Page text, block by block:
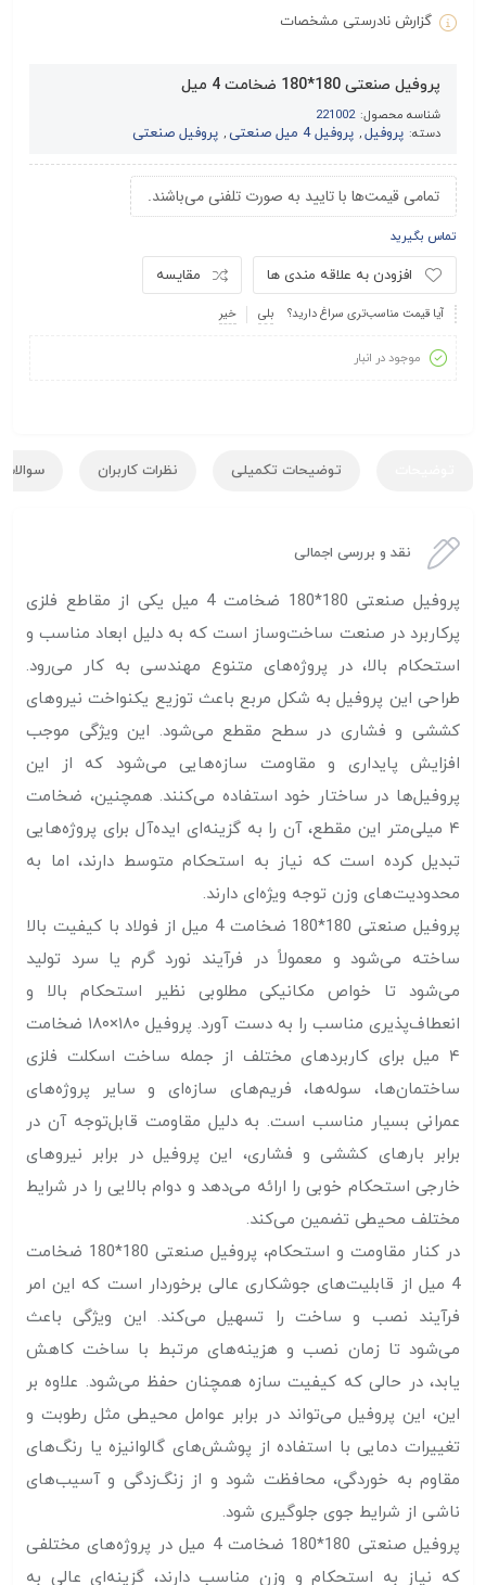
گزارش نادرستی مشخصات
پروفیل صنعتی 180*180 ضخامت 4 میل
شناسه محصول: 221002
دسته: پروفیل, پروفیل 4 میل صنعتی , پروفیل صنعتی
تمامی قیمت‌ها با تایید به صورت تلفنی می‌باشند.
تماس بگیرید
مقایسه افزودن به علاقه مندی ها
آیا قیمت مناسب‌تری سراغ دارید؟ بلی خیر
موجود در انبار
توضیحات تکمیلی نظرات کاربران سوالات
نقد و بررسی اجمالی
پروفیل صنعتی 180*180 ضخامت 4 میل یکی از مقاطع فلزی
پرکاربرد در صنعت ساخت‌وساز است که به دلیل ابعاد مناسب و
استحکام بالا، در پروژه‌های متنوع مهندسی به کار می‌رود.
طراحی این پروفیل به شکل مربع باعث توزیع یکنواخت نیروهای
کششی و فشاری در سطح مقطع می‌شود. این ویژگی موجب
افزایش پایداری و مقاومت سازه‌هایی می‌شود که از این
پروفیل‌ها در ساختار خود استفاده می‌کنند. همچنین، ضخامت
۴ میلی‌متر این مقطع، آن را به گزینه‌ای ایده‌آل برای پروژه‌هایی
تبدیل کرده است که نیاز به استحکام متوسط دارند، اما به
محدودیت‌های وزن توجه ویژه‌ای دارند.
پروفیل صنعتی 180*180 ضخامت 4 میل از فولاد با کیفیت بالا
ساخته می‌شود و معمولاً در فرآیند نورد گرم یا سرد تولید
می‌شود تا خواص مکانیکی مطلوبی نظیر استحکام بالا و
انعطاف‌پذیری مناسب را به دست آورد. پروفیل ۱۸۰×۱۸۰ ضخامت
۴ میل برای کاربردهای مختلف از جمله ساخت اسکلت فلزی
ساختمان‌ها، سوله‌ها، فریم‌های سازه‌ای و سایر پروژه‌های
عمرانی بسیار مناسب است. به دلیل مقاومت قابل‌توجه آن در
برابر بارهای کششی و فشاری، این پروفیل در برابر نیروهای
خارجی استحکام خوبی را ارائه می‌دهد و دوام بالایی را در شرایط
مختلف محیطی تضمین می‌کند.
در کنار مقاومت و استحکام، پروفیل صنعتی 180*180 ضخامت
4 میل از قابلیت‌های جوشکاری عالی برخوردار است که این امر
فرآیند نصب و ساخت را تسهیل می‌کند. این ویژگی باعث
می‌شود تا زمان نصب و هزینه‌های مرتبط با ساخت کاهش
یابد، در حالی که کیفیت سازه همچنان حفظ می‌شود. علاوه بر
این، این پروفیل می‌تواند در برابر عوامل محیطی مثل رطوبت و
تغییرات دمایی با استفاده از پوشش‌های گالوانیزه یا رنگ‌های
مقاوم به خوردگی، محافظت شود و از زنگ‌زدگی و آسیب‌های
ناشی از شرایط جوی جلوگیری شود.
پروفیل صنعتی 180*180 ضخامت 4 میل در پروژه‌های مختلفی
که نیاز به استحکام و وزن مناسب دارند، گزینه‌ای عالی به